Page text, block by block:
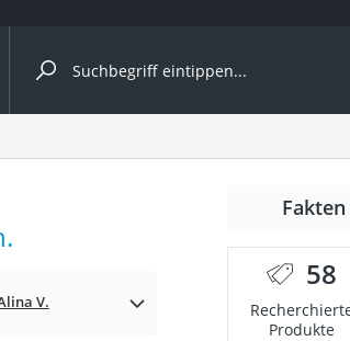
Kategorie
V.
58
Produkte